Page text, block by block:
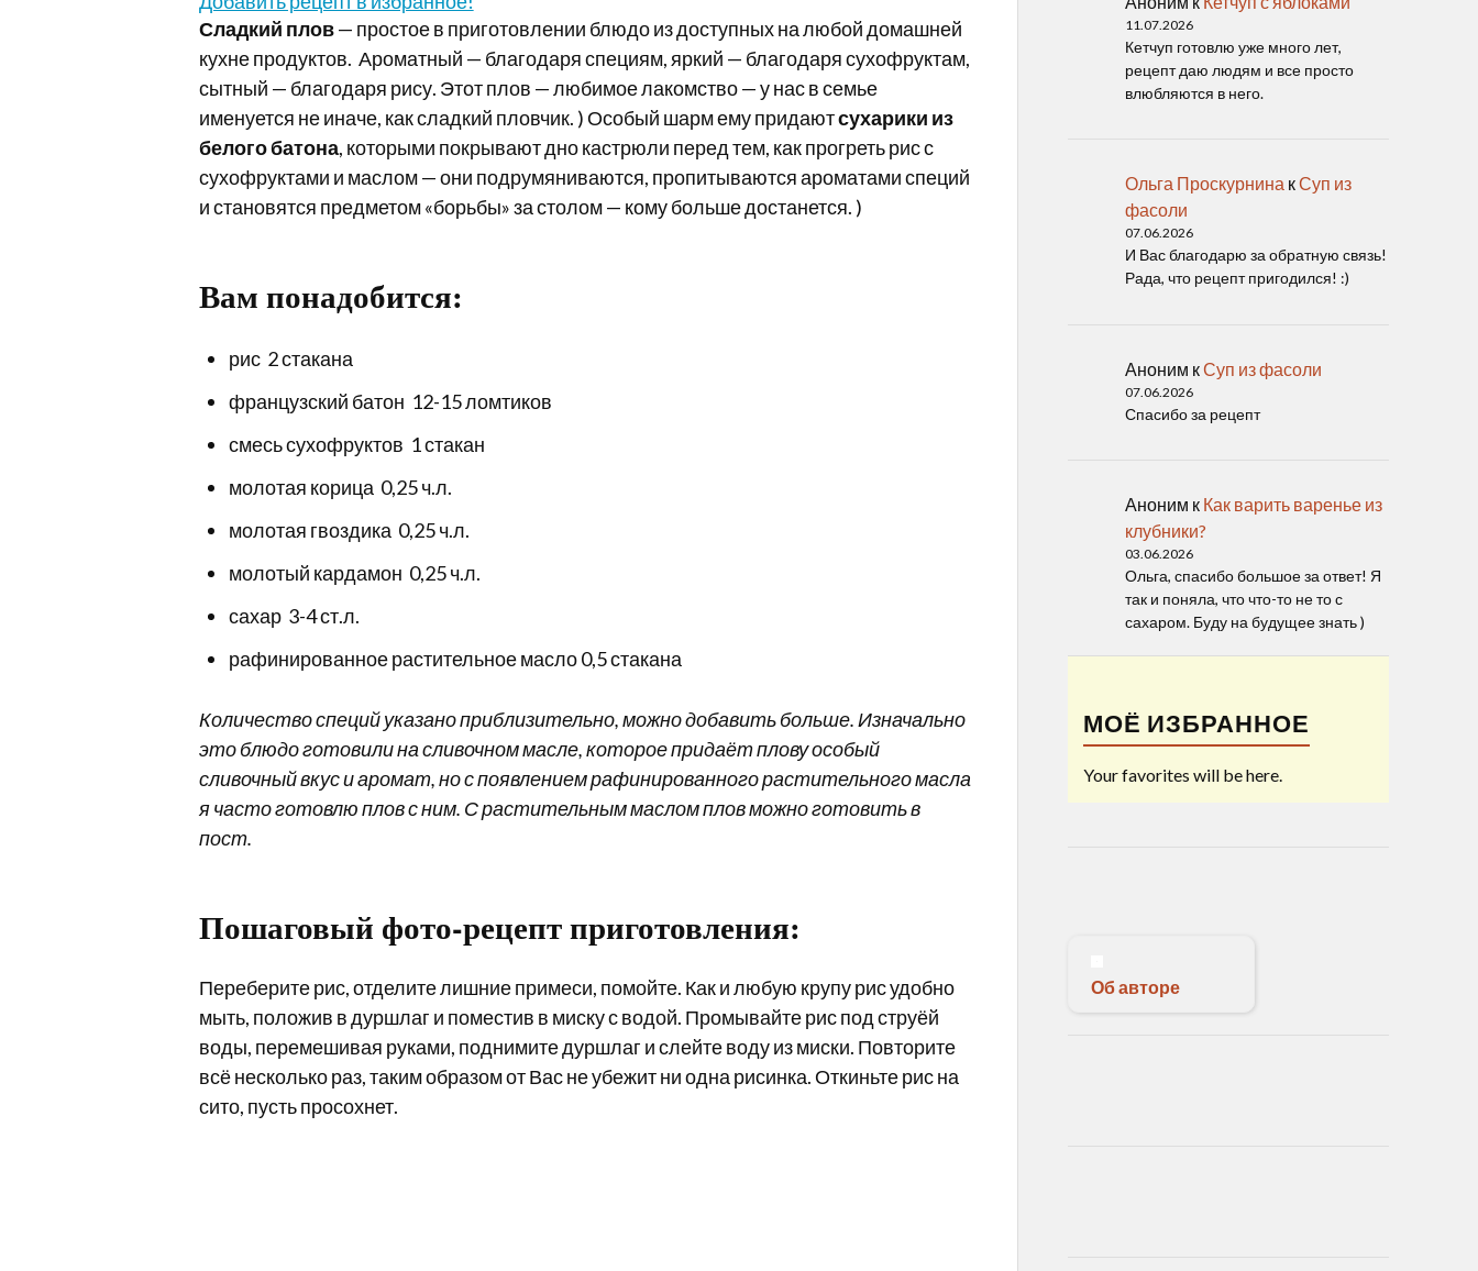
Сладкий плов— простое в приготовлении блюдо из доступных на любой домашней
кухне продуктов. Ароматный — благодаря специям, яркий — благодаря сухофруктам,
сытный — благодаря рису. Этот плов — любимое лакомство — у нас в семье
именуется не иначе, как сладкий пловчик. ) Особый шарм ему придаютсухарики из
белого батона, которыми покрывают дно кастрюли перед тем, как прогреть рис с
сухофруктами и маслом — они подрумяниваются, пропитываются ароматами специй
и становятся предметом «борьбы» за столом — кому больше достанется. )
Вам понадобится:
рис 2 стакана
французский батон 12-15 ломтиков
смесь сухофруктов 1 стакан
молотая корица 0,25 ч.л.
молотая гвоздика 0,25 ч.л.
молотый кардамон 0,25 ч.л.
сахар 3-4 ст.л.
рафинированное растительное масло 0,5 стакана
Количество специй указано приблизительно, можно добавить больше. Изначально
это блюдо готовили на сливочном масле, которое придаёт плову особый
сливочный вкус и аромат, но с появлением рафинированного растительного масла
я часто готовлю плов с ним. С растительным маслом плов можно готовить в
пост.
Пошаговый фото-рецепт приготовления:
Переберите рис, отделите лишние примеси, помойте. Как и любую крупу рис удобно
мыть, положив в дуршлаг и поместив в миску с водой. Промывайте рис под струёй
воды, перемешивая руками, поднимите дуршлаг и слейте воду из миски. Повторите
всё несколько раз, таким образом от Вас не убежит ни одна рисинка. Откиньте рис на
сито, пусть просохнет.
11.07.2026
Кетчуп готовлю уже много лет,
рецепт даю людям и все просто
влюбляются в него.
Ольга Проскурнина кСуп из
фасоли
07.06.2026
И Вас благодарю за обратную связь!
Рада, что рецепт пригодился! :)
Аноним кСуп из фасоли
07.06.2026
Спасибо за рецепт
Аноним к Как варить варенье из
клубники?
03.06.2026
Ольга, спасибо большое за ответ! Я
так и поняла, что что-то не то с
сахаром. Буду на будущее знать )
МОЁ ИЗБРАННОЕ
Your favorites will be here.
Об авторе